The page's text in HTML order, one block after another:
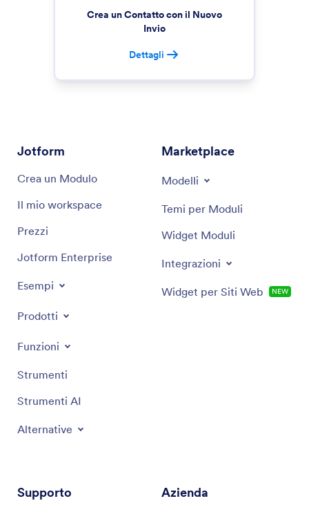
Crea un Contatto con il Nuovo
Invio
Dettagli
Jotform
Crea un Modulo
Il mio workspace
Prezzi
Jotform Enterprise
Esempi
Prodotti
Funzioni
Strumenti
Strumenti AI
Alternative
Marketplace
Modelli
Temi per Moduli
Widget Moduli
Integrazioni
Widget per Siti Web NEW
Supporto Azienda